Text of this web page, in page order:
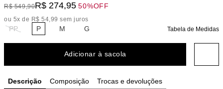
R$ 549,90R$ 274,95 50%OFF
ou 5x de R$ 54,99 sem juros
PP P M G Tabela de Medidas
Adicionar à sacola
Descrição Composição Trocas e devoluções